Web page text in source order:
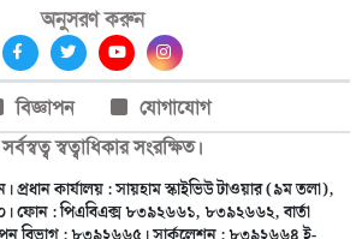
অনুসরণ করুন
বিজ্ঞাপন
যোগাযোগ
স্বত্বাধিকার সংরক্ষিত।
কার্যালয় : সায়হাম স্কাইভিউ টাওয়ার (৯ম তলা),
ফোন : পিএবিএক্স ৮৩৯২৬৬১, ৮৩৯২৬৬২, বার্তা